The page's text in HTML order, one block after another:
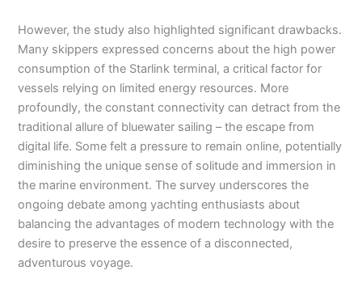
However, the study also highlighted significant drawbacks.
Many skippers expressed concerns about the high power
consumption of the Starlink terminal, a critical factor for
vessels relying on limited energy resources. More
profoundly, the constant connectivity can detract from the
traditional allure of bluewater sailing – the escape from
digital life. Some felt a pressure to remain online, potentially
diminishing the unique sense of solitude and immersion in
the marine environment. The survey underscores the
ongoing debate among yachting enthusiasts about
balancing the advantages of modern technology with the
desire to preserve the essence of a disconnected,
adventurous voyage.